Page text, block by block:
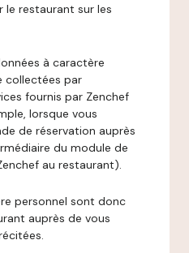
le restaurant sur les
à caractère
collectées par
fournis par Zenchef
lorsque vous
de réservation auprès
du module de
au restaurant).
personnel sont donc
auprès de vous